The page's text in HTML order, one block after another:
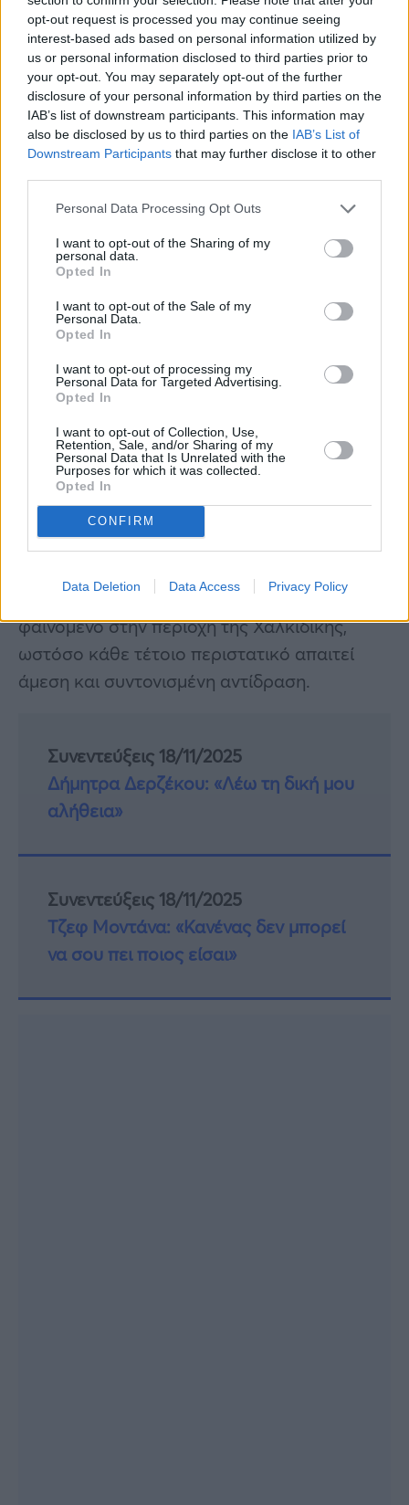
opt-out request is processed you may continue seeing
interest-based ads based on personal information utilized by
us or personal information disclosed to third parties prior to
your opt-out. You may separately opt-out of the further
disclosure of your personal information by third parties on the
IAB’s list of downstream participants. This information may
also be disclosed by us to third parties on the IAB’s List of
Downstream Participants that may further disclose it to other
Personal Data Processing Opt Outs
I want to opt-out of the Sharing of my
personal data.
Opted In
I want to opt-out of the Sale of my
Personal Data.
Opted In
I want to opt-out of processing my
Personal Data for Targeted Advertising.
Opted In
I want to opt-out of Collection, Use,
Retention, Sale, and/or Sharing of my
Personal Data that Is Unrelated with the
Purposes for which it was collected.
Opted In
CONFIRM
Data Deletion Data Access Privacy Policy
Ιστορικό και επόμενα βήματα
σωφρονιστικά καταστήματα δεν είναι συχνό
φαινόμενο στην περιοχή της Χαλκιδικής,
ωστόσο κάθε τέτοιο περιστατικό απαιτεί
άμεση και συντονισμένη αντίδραση.
Συνεντεύξεις 18/11/2025
Δήμητρα Δερζέκου: «Λέω τη δική μου
αλήθεια»
Συνεντεύξεις 18/11/2025
Τζεφ Μοντάνα: «Κανένας δεν μπορεί
να σου πει ποιος είσαι»